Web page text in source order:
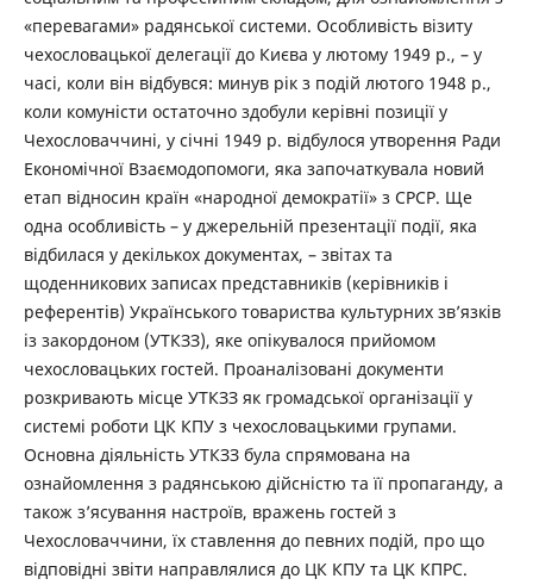
«перевагами» радянської системи. Особливість візиту
чехословацької делегації до Києва у лютому 1949 р., – у
часі, коли він відбувся: минув рік з подій лютого 1948 р.,
коли комуністи остаточно здобули керівні позиції у
Чехословаччині, у січні 1949 р. відбулося утворення Ради
Економічної Взаємодопомоги, яка започаткувала новий
етап відносин країн «народної демократії» з СРСР. Ще
одна особливість – у джерельній презентації події, яка
відбилася у декількох документах, – звітах та
щоденникових записах представників (керівників і
референтів) Українського товариства культурних зв’язків
із закордоном (УТКЗЗ), яке опікувалося прийомом
чехословацьких гостей. Проаналізовані документи
розкривають місце УТКЗЗ як громадської організації у
системі роботи ЦК КПУ з чехословацькими групами.
Основна діяльність УТКЗЗ була спрямована на
ознайомлення з радянською дійсністю та її пропаганду, а
також з’ясування настроїв, вражень гостей з
Чехословаччини, їх ставлення до певних подій, про що
відповідні звіти направлялися до ЦК КПУ та ЦК КПРС.